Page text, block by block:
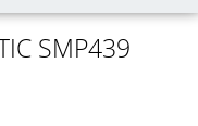
SMP439